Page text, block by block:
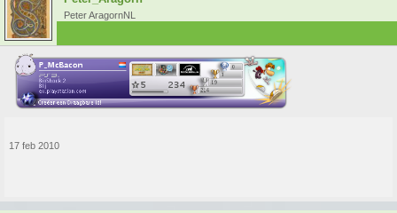
Peter AragornNL
17 feb 2010